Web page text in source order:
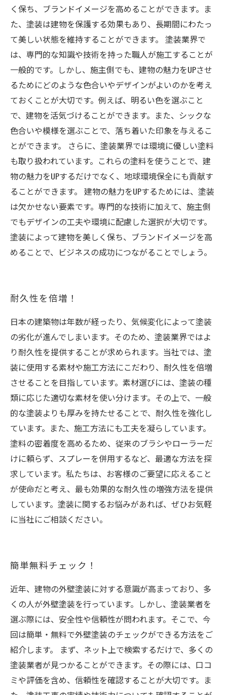
く保ち、ブランドイメージを高めることができます。ま
た、塗装は建物を保護する効果もあり、長期間にわたっ
て美しい状態を維持することができます。 塗装業界で
は、専門的な知識や技術を持った職人が施工することが
一般的です。しかし、施主側でも、建物の魅力をUPさせ
るためにどのような色合いやデザインがよいのかを考え
ておくことが大切です。例えば、明るい色を選ぶこと
で、建物を活気づけることができます。また、シックな
色合いや模様を選ぶことで、落ち着いた印象を与えるこ
とができます。 さらに、塗装業界では環境に優しい塗料
も取り扱われています。これらの塗料を使うことで、建
物の魅力をUPするだけでなく、地球環境保全にも貢献す
ることができます。 建物の魅力をUPするためには、塗装
は欠かせない要素です。専門的な技術に加えて、施主側
でもデザインの工夫や環境に配慮した選択が大切です。
塗装によって建物を美しく保ち、ブランドイメージを高
めることで、ビジネスの成功につながることでしょう。
耐久性を倍増！
日本の建築物は年数が経ったり、気候変化によって塗装
の劣化が進んでしまいます。そのため、塗装業界ではよ
り耐久性を提供することが求められます。当社では、塗
装に使用する素材や施工方法にこだわり、耐久性を倍増
させることを目指しています。素材選びには、塗装の種
類に応じた適切な素材を使い分けます。その上で、一般
的な塗装よりも厚みを持たせることで、耐久性を強化し
ています。また、施工方法にも工夫を凝らしています。
塗料の密着度を高めるため、従来のブラシやローラーだ
けに頼らず、スプレーを併用するなど、最適な方法を探
求しています。私たちは、お客様のご要望に応えること
が使命だと考え、最も効果的な耐久性の増強方法を提供
しています。塗装に関するお悩みがあれば、ぜひお気軽
に当社にご相談ください。
簡単無料チェック！
近年、建物の外壁塗装に対する意識が高まっており、多
くの人が外壁塗装を行っています。しかし、塗装業者を
選ぶ際には、安全性や信頼性が問われます。そこで、今
回は簡単・無料で外壁塗装のチェックができる方法をご
紹介します。 まず、ネット上で検索するだけで、多くの
塗装業者が見つかることができます。その際には、口コ
ミや評価を含め、信頼性を確認することが大切です。ま